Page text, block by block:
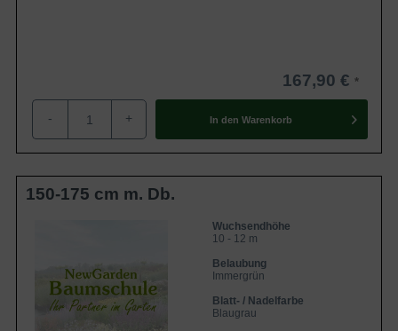
167,90 €
- + In den Warenkorb
150-175 cm m. Db.
Wuchsendhöhe
10 - 12 m
Belaubung
Immergrün
Blatt- / Nadelfarbe
Blaugrau